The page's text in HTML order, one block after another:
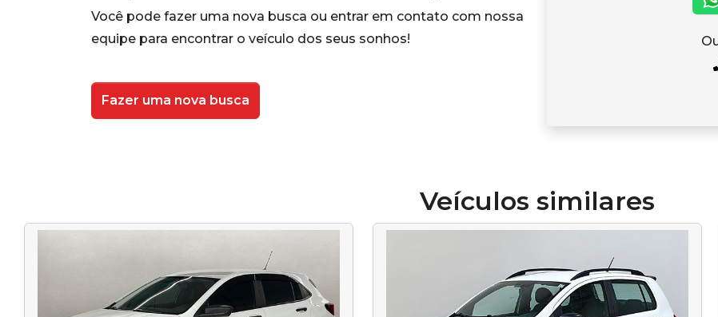
Você pode fazer uma nova busca ou entrar em contato com nossa
equipe para encontrar o veículo dos seus sonhos!
Fazer uma nova busca
Veículos similares